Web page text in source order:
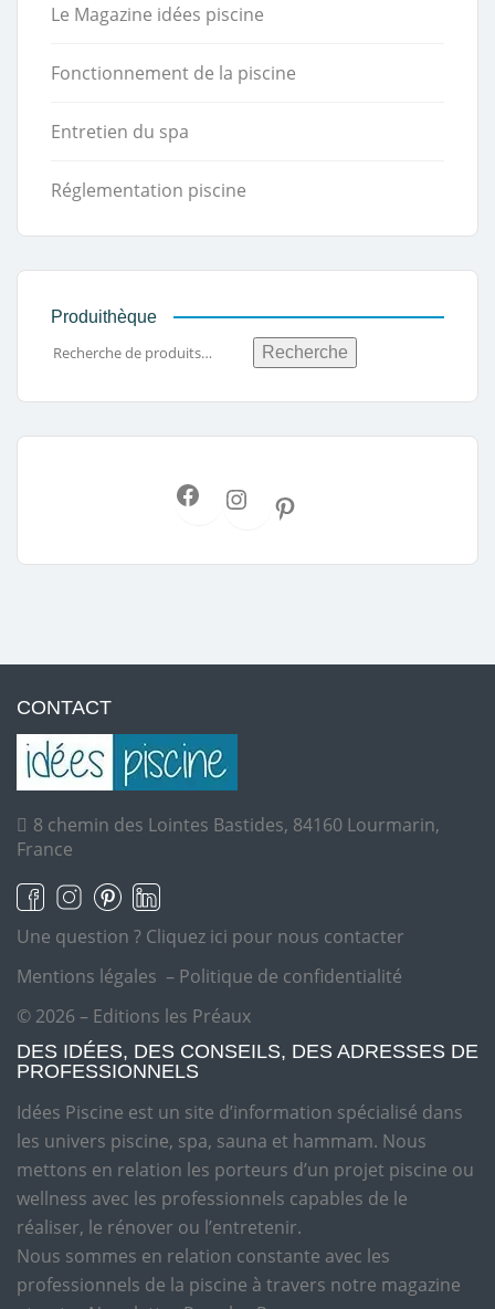
Le Magazine idées piscine
Fonctionnement de la piscine
Entretien du spa
Réglementation piscine
Produithèque
Recherche
CONTACT
8 chemin des Lointes Bastides, 84160 Lourmarin,
France
Une question ? Cliquez ici pour nous contacter
Mentions légales – Politique de confidentialité
© 2026 – Editions les Préaux
DES IDÉES, DES CONSEILS, DES ADRESSES DE
PROFESSIONNELS
Idées Piscine est un site d’information spécialisé dans
les univers piscine, spa, sauna et hammam. Nous
mettons en relation les porteurs d’un projet piscine ou
wellness avec les professionnels capables de le
réaliser, le rénover ou l’entretenir.
Nous sommes en relation constante avec les
professionnels de la piscine à travers notre magazine